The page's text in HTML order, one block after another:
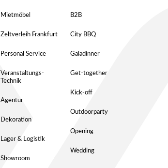
Mietmöbel
Zeltverleih Frankfurt
Personal Service
Veranstaltungs-
Technik
Agentur
Dekoration
Lager & Logistik
Showroom
B2B
City BBQ
Galadinner
Get-together
Kick-off
Outdoorparty
Opening
Wedding